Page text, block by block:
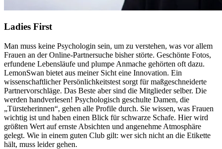
Ladies First
Man muss keine Psychologin sein, um zu verstehen, was vor allem
Frauen an der Online-Partnersuche bisher störte. Geschönte Fotos,
erfundene Lebensläufe und plumpe Anmache gehörten oft dazu.
LemonSwan bietet aus meiner Sicht eine Innovation. Ein
wissenschaftlicher Persönlichkeitstest sorgt für maßgeschneiderte
Partnervorschläge. Das Beste aber sind die Mitglieder selber. Die
werden handverlesen! Psychologisch geschulte Damen, die
„Türsteherinnen“, gehen alle Profile durch. Sie wissen, was Frauen
wichtig ist und haben einen Blick für schwarze Schafe. Hier wird
größten Wert auf ernste Absichten und angenehme Atmosphäre
gelegt. Wie in einem guten Club gilt: wer sich nicht an die Etikette
hält, muss leider gehen.